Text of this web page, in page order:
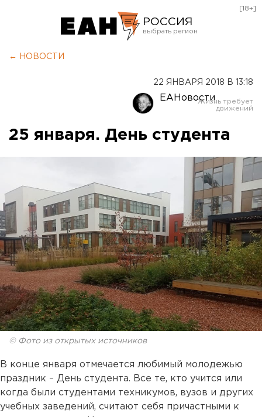
РОССИЯ
Оренбург
[18+]
← НОВОСТИ
22 ЯНВАРЯ 2018 В 13:18
ЕАНовости
25 января. День студента
© Фото из открытых источников
В конце января отмечается любимый молодежью
праздник – День студента. Все те, кто учится или
когда были студентами техникумов, вузов и других
учебных заведений, считают себя причастными к